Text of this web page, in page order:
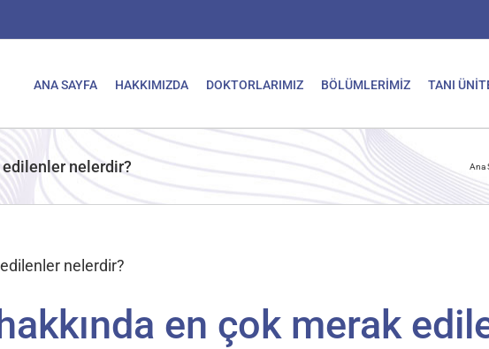
ANA SAYFA HAKKIMIZDA DOKTORLARIMIZ BÖLÜMLERİMİZ TANI
edilenler nelerdir? Ana
nelerdir?
en çok merak